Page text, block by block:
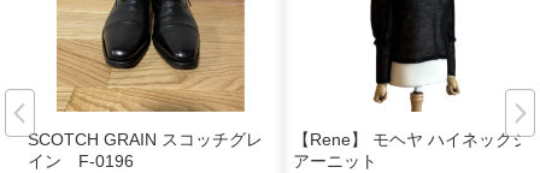
SCOTCH GRAIN スコッチグレ
イン F-0196
【Rene】 モヘヤ ハイネックシ
アーニット